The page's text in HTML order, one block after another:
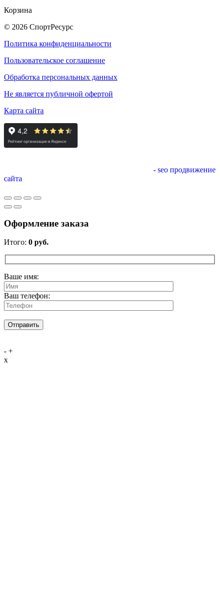
Корзина
© 2026 СпортРесурс
Политика конфиденциальности
Пользовательское соглашение
Обработка персональных данных
Не является публичной офертой
Карта сайта
- seo продвижение
сайта
Оформление заказа
Итого: 0 руб.
Ваше имя:
Ваш телефон:
- +
x